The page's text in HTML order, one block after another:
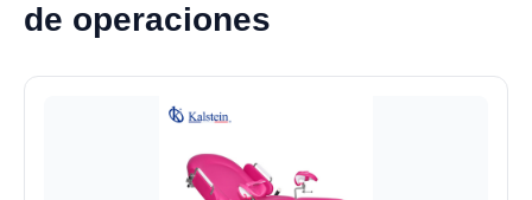
de operaciones